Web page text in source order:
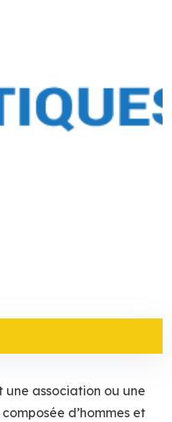
une association ou une
d’hommes et